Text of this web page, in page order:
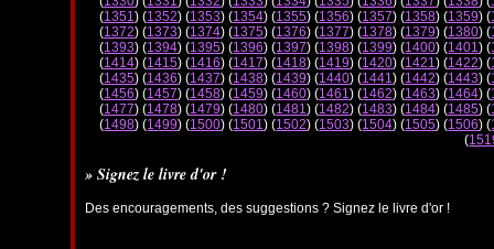
(1351) (1352) (1353) (1354) (1355) (1356) (1357) (1358) (1359) (
(1372) (1373) (1374) (1375) (1376) (1377) (1378) (1379) (1380) (
(1393) (1394) (1395) (1396) (1397) (1398) (1399) (1400) (1401) (
(1414) (1415) (1416) (1417) (1418) (1419) (1420) (1421) (1422) (
(1435) (1436) (1437) (1438) (1439) (1440) (1441) (1442) (1443) (
(1456) (1457) (1458) (1459) (1460) (1461) (1462) (1463) (1464) (
(1477) (1478) (1479) (1480) (1481) (1482) (1483) (1484) (1485) (
(1498) (1499) (1500) (1501) (1502) (1503) (1504) (1505) (1506) (
(
» Signez le livre d'or !
Des encouragements, des suggestions ? Signez le livre d'or !